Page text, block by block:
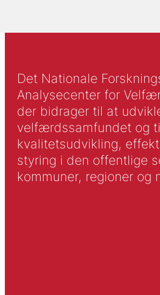
Det Nationale
Analysecenter for
der bidrager til at
velfærdssamfundet og
kvalitetsudvikling,
styring i den offentlige
kommuner, regioner og